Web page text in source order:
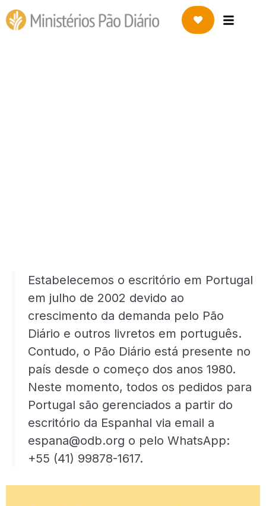
Estabelecemos o escritório em Portugal
em julho de 2002 devido ao
crescimento da demanda pelo Pão
Diário e outros livretos em português.
Contudo, o Pão Diário está presente no
país desde o começo dos anos 1980.
Neste momento, todos os pedidos para
Portugal são gerenciados a partir do
escritório da Espanhal via email a
espana@odb.org o pelo WhatsApp:
+55 (41) 99878-1617.